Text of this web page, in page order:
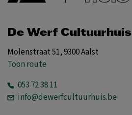
De Werf Cultuurhuis
Molenstraat 51, 9300 Aalst
Toon route
053 72 38 11
info@dewerfcultuurhuis.be